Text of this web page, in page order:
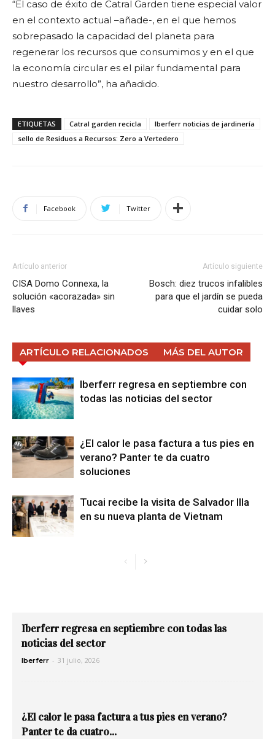
“El caso de éxito de Catral Garden tiene especial valor
en el contexto actual –añade-, en el que hemos
sobrepasado la capacidad del planeta para
regenerar los recursos que consumimos y en el que
la economía circular es el pilar fundamental para
nuestro desarrollo”, ha añadido.
ETIQUETAS Catral garden recicla
Iberferr noticias de jardinería
sello de Residuos a Recursos: Zero a Vertedero
Facebook Twitter
Artículo anterior
CISA Domo Connexa, la
solución «acorazada» sin
llaves
Artículo siguiente
Bosch: diez trucos infalibles
para que el jardín se pueda
cuidar solo
ARTÍCULO RELACIONADOS MÁS DEL AUTOR
Iberferr regresa en septiembre con
todas las noticias del sector
¿El calor le pasa factura a tus pies en
verano? Panter te da cuatro
soluciones
Tucai recibe la visita de Salvador Illa
en su nueva planta de Vietnam
Iberferr regresa en septiembre con todas las
noticias del sector
Iberferr - 31 julio, 2026
¿El calor le pasa factura a tus pies en verano?
Panter te da cuatro...